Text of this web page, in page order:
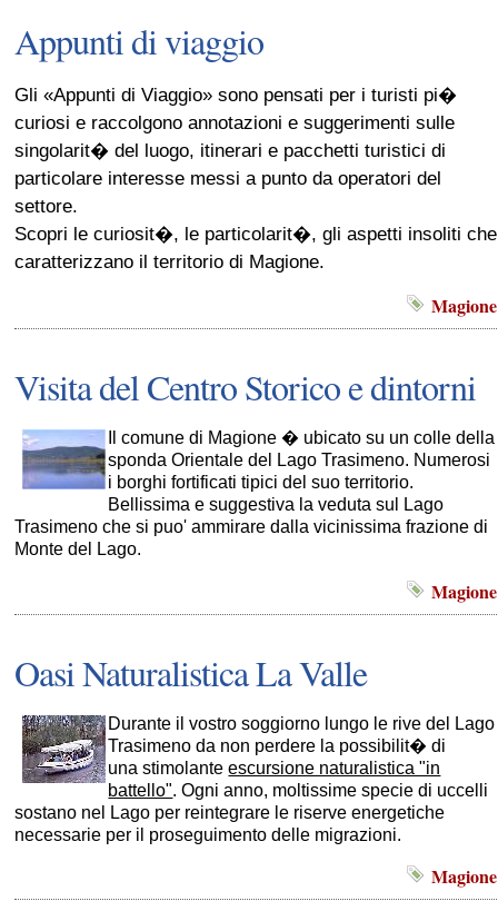
Appunti di viaggio
Gli «Appunti di Viaggio» sono pensati per i turisti pi�
curiosi e raccolgono annotazioni e suggerimenti sulle
singolarit� del luogo, itinerari e pacchetti turistici di
particolare interesse messi a punto da operatori del
settore.
Scopri le curiosit�, le particolarit�, gli aspetti insoliti che
caratterizzano il territorio di Magione.
Magione
Visita del Centro Storico e dintorni
Il comune di Magione � ubicato su un colle della
sponda Orientale del Lago Trasimeno. Numerosi
i borghi fortificati tipici del suo territorio.
Bellissima e suggestiva la veduta sul Lago
Trasimeno che si puo' ammirare dalla vicinissima frazione di
Monte del Lago.
Magione
Oasi Naturalistica La Valle
Durante il vostro soggiorno lungo le rive del Lago
Trasimeno da non perdere la possibilit� di
una stimolanteescursione naturalistica "in
battello". Ogni anno, moltissime specie di uccelli
sostano nel Lago per reintegrare le riserve energetiche
necessarie per il proseguimento delle migrazioni.
Magione